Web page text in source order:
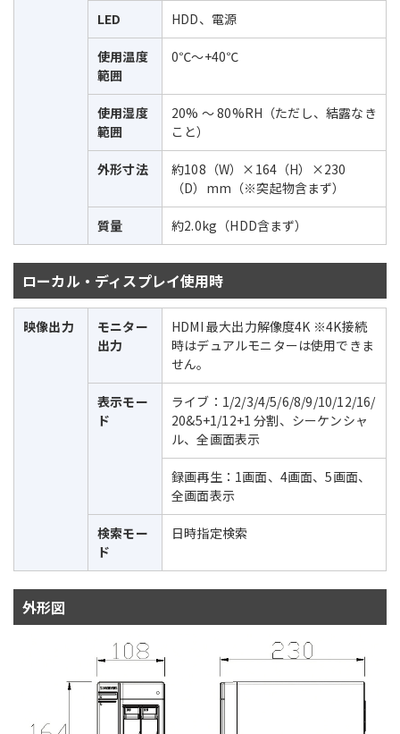
LED HDD、電源
使用温度
範囲
0℃～+40℃
使用湿度
範囲
20% ～ 80%RH（ただし、結露なき
こと）
外形寸法
約108（W）×164（H）×230
（D）mm（※突起物含まず）
質量 約2.0kg（HDD含まず）
ローカル・ディスプレイ使用時
映像出力
モニター
出力
HDMI 最大出力解像度4K ※4K接続
時はデュアルモニターは使用できま
せん。
表示モー
ド
ライブ：1/2/3/4/5/6/8/9/10/12/16/
20&5+1/12+1 分割、シーケンシャ
ル、全画面表示
録画再生：1画面、4画面、5画面、
全画面表示
検索モー
ド
日時指定検索
外形図